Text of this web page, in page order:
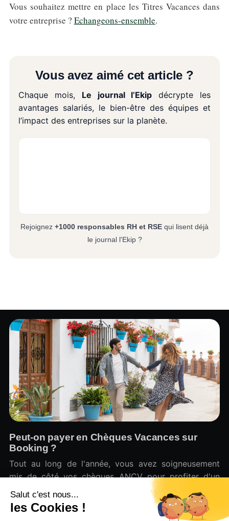
Vous souhaitez mettre en place les Titres Vacances dans
votre entreprise ? Echangeons-ensemble.
Vous avez aimé cet article ?
Chaque mois, Le journal l’Ekip décrypte les
avantages salariés, le bien-être des équipes et
l’impact des entreprises sur la planète.
Rejoignez +1000 responsables RH et RSE qui lisent déjà
le journal l'Ekip ?
Peut-on payer en Chèques Vacances sur
Booking ?
Tout au long de l'année, vous avez soigneusement
mis de côté vos chèques ANCV pour profiter d'un
repos bien mérité.
Julien Derville